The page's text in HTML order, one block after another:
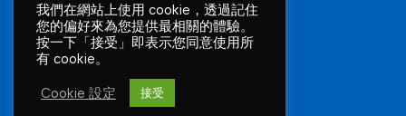
Facebook
領英
我們在網站上使用 cookie，透過記住
您的偏好來為您提供最相關的體驗。
按一下「接受」即表示您同意使用所
有 cookie。
Cookie 設定 接受